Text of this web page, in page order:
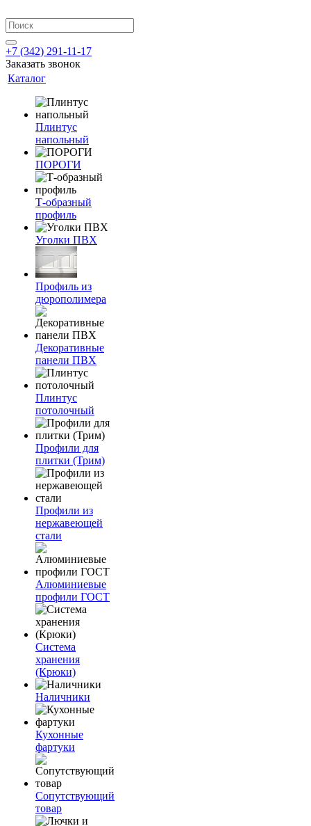
+7 (342) 291-11-17
Заказать звонок
Каталог
Плинтус
напольный
ПОРОГИ
Т-образный
профиль
Уголки ПВХ
Профиль из
дюрополимера
Декоративные
панели ПВХ
Плинтус
потолочный
Профили для
плитки (Трим)
Профили из
нержавеющей
стали
Алюминиевые
профили ГОСТ
Система
хранения
(Крюки)
Наличники
Кухонные
фартуки
Сопутствующий
товар